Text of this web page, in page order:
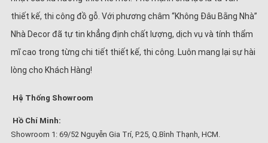
thiết kế, thi công đồ gỗ. Với phương châm “Không Đâu Bằng Nhà”
Nhà Decor đã tự tin khẳng định chất lượng, dịch vụ và tính thẩm
mĩ cao trong từng chi tiết thiết kế, thi công. Luôn mang lại sự hài
lòng cho Khách Hàng!
Hệ Thống Showroom
Hồ Chí Minh:
Showroom 1: 69/52 Nguyễn Gia Trí, P.25, Q.Bình Thạnh, HCM.